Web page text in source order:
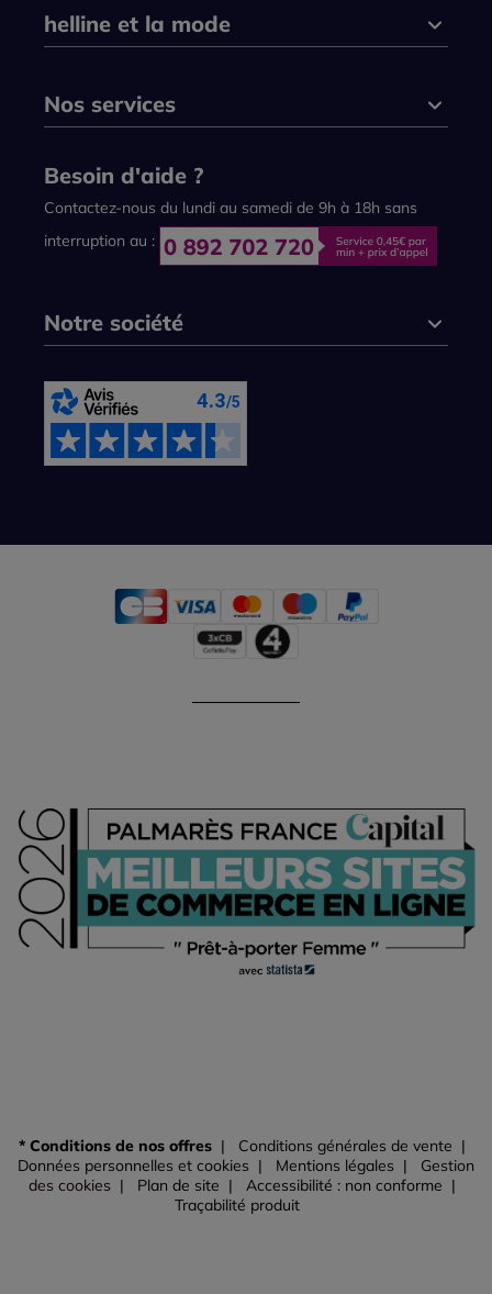
helline et la mode
Nos services
Besoin d'aide ?
Contactez-nous du lundi au samedi de 9h à 18h sans
interruption au :
Notre société
* Conditions de nos offres
Conditions générales de vente
Données personnelles et cookies
Mentions légales
Gestion
des cookies
Plan de site
Accessibilité : non conforme
Traçabilité produit